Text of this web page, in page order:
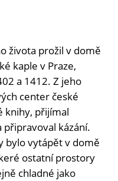
života prožil v domě
kaple v Praze,
a 1412. Z jeho
center české
knihy, přijímal
připravoval kázání.
bylo vytápět v domě
ostatní prostory
chladné jako